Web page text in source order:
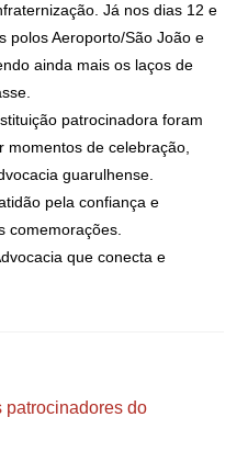
Já nos dias 12 e
polos Aeroporto/São João e
ainda mais os laços de
patrocinadora foram
de celebração,
guarulhense.
pela confiança e
comemorações.
que conecta e
patrocinadores do